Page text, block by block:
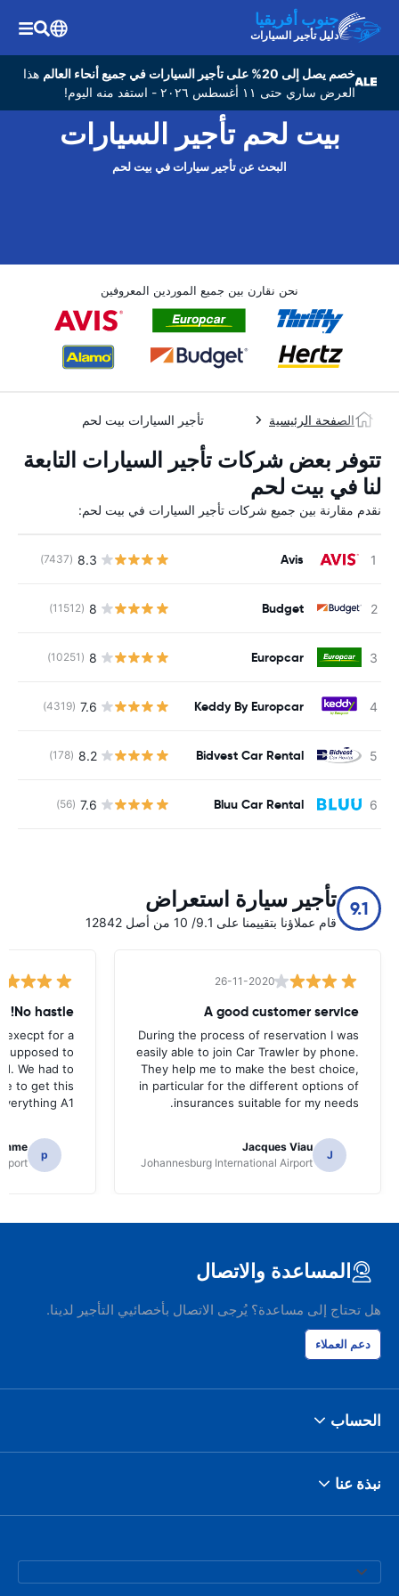
جنوب أفريقيا
دليل تأجير السيارات
خصم يصل إلى 20% على تأجير السيارات في جميع أنحاء العالم
هذا
العرض ساري حتى ١١ أغسطس ٢٠٢٦ - استفد منه اليوم!
بيت لحم تأجير السيارات
البحث عن تأجير سيارات في بيت لحم
نحن نقارن بين جميع الموردين المعروفين
الصفحة الرئيسية تأجير السيارات بيت لحم
تتوفر بعض شركات تأجير السيارات التابعة
لنا في بيت لحم
نقدم مقارنة بين جميع شركات تأجير السيارات في بيت لحم:
Avis
8.3
(7437)
Budget
8
(11512)
Europcar
8
(10251)
Keddy By Europcar
7.6
(4319)
Bidvest Car Rental
8.2
(178)
Bluu Car Rental
7.6
(56)
9.1 تأجير سيارة استعراض
قام عملاؤنا بتقييمنا على 9.1/ 10 من أصل 12842
26-11-2020
A good customer service
During the process of reservation I was
easily able to join Car Trawler by phone.
They help me to make the best choice,
in particular for the different options of
insurances suitable for my needs.
J
Jacques Viau
Johannesburg International Airport
No hastle!
execpt for a
to
We had to
to get this
A1
p
المساعدة والاتصال
هل تحتاج إلى مساعدة؟ يُرجى الاتصال بأخصائيي التأجير لدينا.
دعم العملاء
الحساب
نبذة عنا